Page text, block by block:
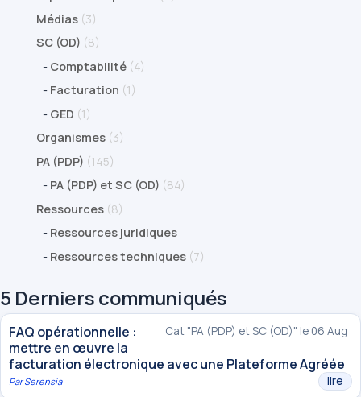
Médias (3)
SC (OD) (8)
- Comptabilité (4)
- Facturation (1)
- GED (1)
Organismes (3)
PA (PDP) (145)
- PA (PDP) et SC (OD) (84)
Ressources (8)
- Ressources juridiques
- Ressources techniques (7)
5 Derniers communiqués
Cat "PA (PDP) et SC (OD)" le 06 Aug
FAQ opérationnelle :
mettre en œuvre la
facturation électronique avec une Plateforme Agréée
lire
ParSerensia